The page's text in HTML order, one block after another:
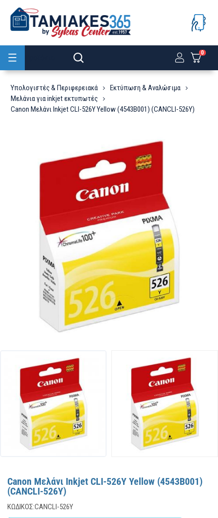
0
Υπολογιστές & Περιφερειακά
Εκτύπωση & Αναλώσιμα
Μελάνια για inkjet εκτυπωτές
Canon Μελάνι Inkjet CLI-526Y Yellow (4543B001) (CANCLI-526Y)
Canon Μελάνι Inkjet CLI-526Y Yellow (4543B001)
(CANCLI-526Y)
ΚΩΔΙΚΌΣ:CANCLI-526Y